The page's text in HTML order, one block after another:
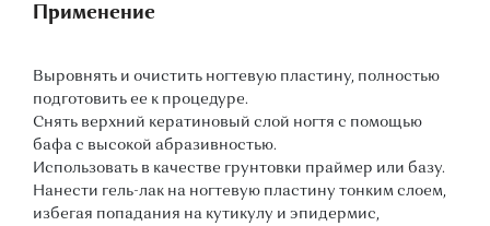
Применение
Выровнять и очистить ногтевую пластину, полностью
подготовить ее к процедуре.
Снять верхний кератиновый слой ногтя с помощью
бафа с высокой абразивностью.
Использовать в качестве грунтовки праймер или базу.
Нанести гель-лак на ногтевую пластину тонким слоем,
избегая попадания на кутикулу и эпидермис,